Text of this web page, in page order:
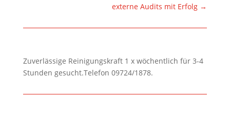
externe Audits mit Erfolg →
Zuverlässige Reinigungskraft 1 x wöchentlich für 3-4
Stunden gesucht.Telefon 09724/1878.